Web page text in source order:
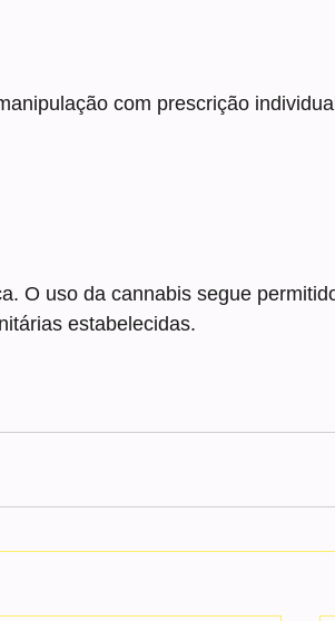
com prescrição
O uso da cannabis segue
estabelecidas.